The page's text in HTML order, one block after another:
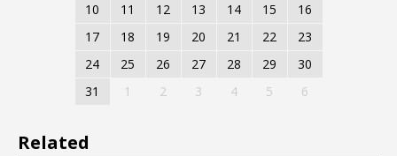
10
11 12 13 14 15
16
17
18 19 20 21 22
23
24
25 26 27 28 29
30
31
1 2 3 4 5 6
Related